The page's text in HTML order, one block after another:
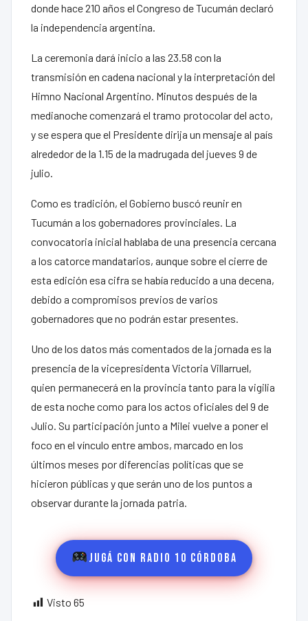
donde hace 210 años el Congreso de Tucumán declaró
la independencia argentina.
La ceremonia dará inicio a las 23.58 con la
transmisión en cadena nacional y la interpretación del
Himno Nacional Argentino. Minutos después de la
medianoche comenzará el tramo protocolar del acto,
y se espera que el Presidente dirija un mensaje al país
alrededor de la 1.15 de la madrugada del jueves 9 de
julio.
Como es tradición, el Gobierno buscó reunir en
Tucumán a los gobernadores provinciales. La
convocatoria inicial hablaba de una presencia cercana
a los catorce mandatarios, aunque sobre el cierre de
esta edición esa cifra se había reducido a una decena,
debido a compromisos previos de varios
gobernadores que no podrán estar presentes.
Uno de los datos más comentados de la jornada es la
presencia de la vicepresidenta Victoria Villarruel,
quien permanecerá en la provincia tanto para la vigilia
de esta noche como para los actos oficiales del 9 de
Julio. Su participación junto a Milei vuelve a poner el
foco en el vínculo entre ambos, marcado en los
últimos meses por diferencias políticas que se
hicieron públicas y que serán uno de los puntos a
observar durante la jornada patria.
Jugá con Radio 10 Córdoba
Visto 65